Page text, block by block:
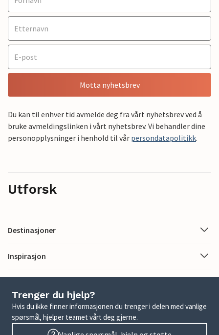
Motta nyhetsbrev
Du kan til enhver tid avmelde deg fra vårt nyhetsbrev ved å
bruke avmeldingslinken i vårt nyhetsbrev. Vi behandler dine
personopplysninger i henhold til vår persondatapolitikk.
Utforsk
Destinasjoner
Inspirasjon
Trenger du hjelp?
Hvis du ikke finner informasjonen du trenger i delen med vanlige
spørsmål, hjelper teamet vårt deg gjerne.